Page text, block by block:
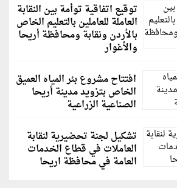
توقيع اتفاقية توأمة بين النقابة
العاملة للعاملين بالتعليم الخاص
بالأردن ونقابة ومحافظة أريحا
والأغوار
افتتاح مشروع بئر المياه العميق
الخاص بتزويد مدينة أريحا
الصناعية الزراعية
تشكيل لجنة تحضيرية لنقابة
العاملات في قطاع الخدمات
العامة في محافظة اريحا